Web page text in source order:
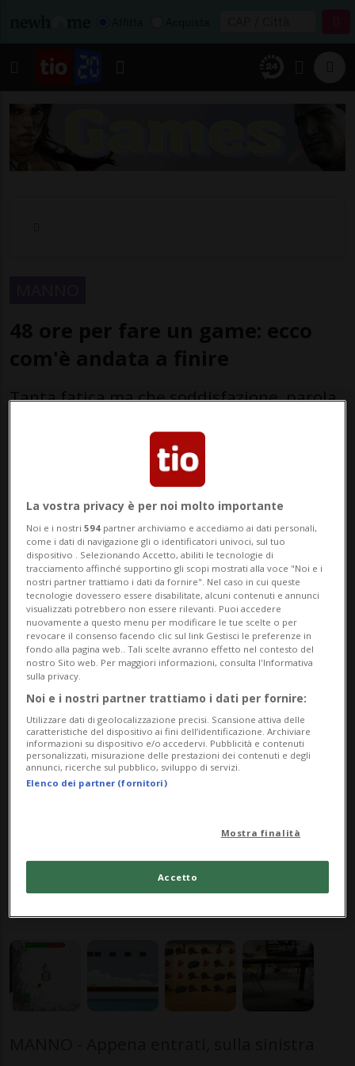
Tanta fatica ma che soddisfazione, parola
Global Game Jam ticinese: «Farne un
lavoro? Sarebbe un sogno»
Global Game Jam
di ZAF
Aggiornamento 24 gen 2017 - 10:39
La vostra privacy è per noi molto importante
Noi e i nostri594 partner archiviamo e accediamo ai dati personali,
come i dati di navigazione gli o identificatori univoci, sul tuo
dispositivo . Selezionando Accetto, abiliti le tecnologie di
tracciamento affinché supportino gli scopi mostrati alla voce "Noi e i
nostri partner trattiamo i dati da fornire". Nel caso in cui queste
tecnologie dovessero essere disabilitate, alcuni contenuti e annunci
visualizzati potrebbero non essere rilevanti. Puoi accedere
nuovamente a questo menu per modificare le tue scelte o per
revocare il consenso facendo clic sul link Gestisci le preferenze in
fondo alla pagina web.. Tali scelte avranno effetto nel contesto del
nostro Sito web. Per maggiori informazioni, consulta l'Informativa
sulla privacy.
Noi e i nostri partner trattiamo i dati per fornire:
Utilizzare dati di geolocalizzazione precisi. Scansione attiva delle
caratteristiche del dispositivo ai fini dell’identificazione. Archiviare
informazioni su dispositivo e/o accedervi. Pubblicità e contenuti
personalizzati, misurazione delle prestazioni dei contenuti e degli
annunci, ricerche sul pubblico, sviluppo di servizi.
Elenco dei partner (fornitori)
Mostra finalità
Accetto